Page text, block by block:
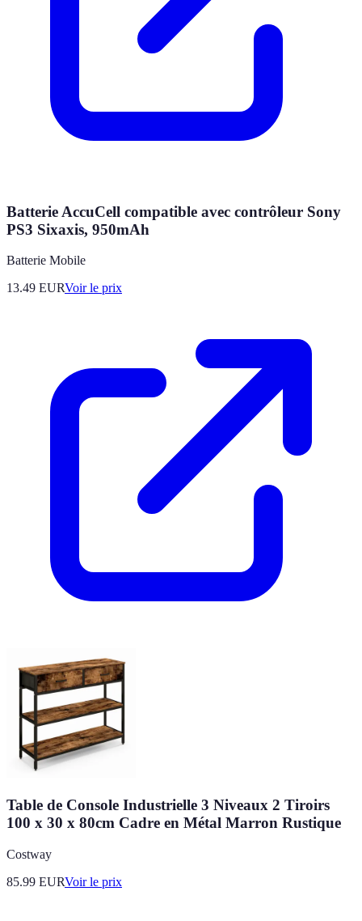
Batterie AccuCell compatible avec contrôleur Sony
PS3 Sixaxis, 950mAh
Batterie Mobile
13.49 EURVoir le prix
Table de Console Industrielle 3 Niveaux 2 Tiroirs
100 x 30 x 80cm Cadre en Métal Marron Rustique
Costway
85.99 EURVoir le prix